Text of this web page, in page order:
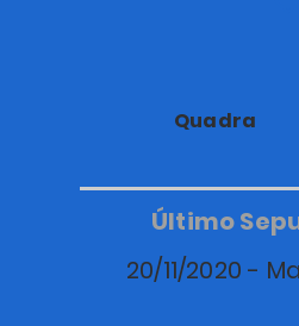
Quadra
Último
20/11/2020 -